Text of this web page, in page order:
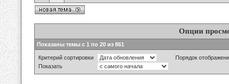
Опции
Показаны темы с 1 по 20 из 861
Критерий сортировки
Порядок
Показать